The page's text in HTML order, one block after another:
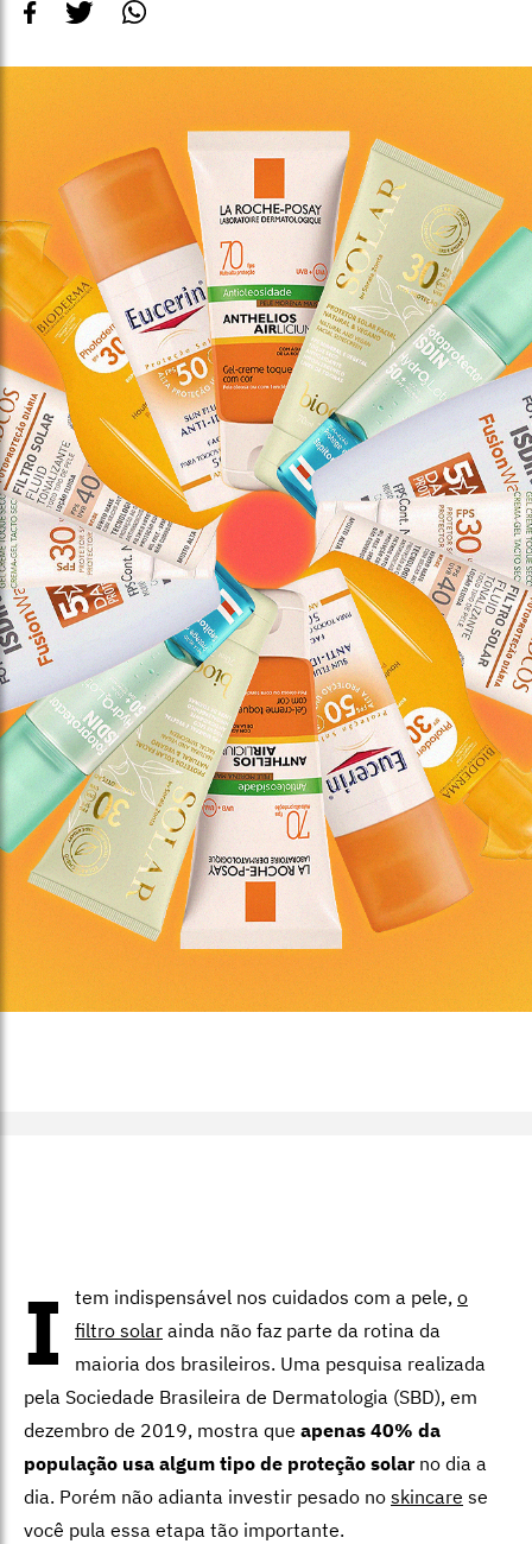
I tem indispensável nos cuidados com a pele, o
filtro solar ainda não faz parte da rotina da
maioria dos brasileiros. Uma pesquisa realizada
pela Sociedade Brasileira de Dermatologia (SBD), em
dezembro de 2019, mostra que apenas 40% da
população usa algum tipo de proteção solarno dia a
dia. Porém não adianta investir pesado no skincare se
você pula essa etapa tão importante.